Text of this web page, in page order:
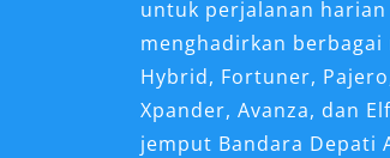
untuk perjalanan
menghadirkan
Hybrid, Fortuner,
Xpander, Avanza, dan
jemput Bandara Depati